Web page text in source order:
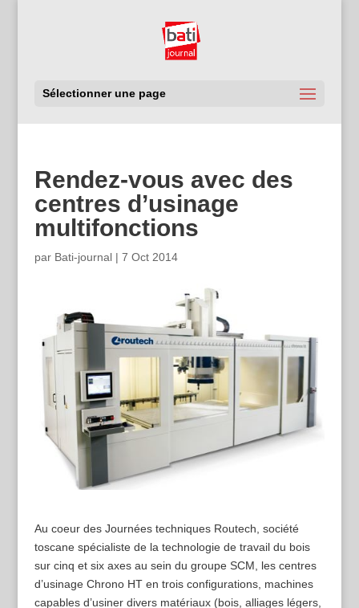
Sélectionner une page
Rendez-vous avec des
centres d’usinage
multifonctions
par Bati-journal| 7 Oct 2014
Au coeur des Journées techniques Routech, société
toscane spécialiste de la technologie de travail du bois
sur cinq et six axes au sein du groupe SCM, les centres
d’usinage Chrono HT en trois configurations, machines
capables d’usiner divers matériaux (bois, alliages légers,